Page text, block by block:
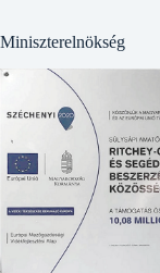
Miniszterelnökség